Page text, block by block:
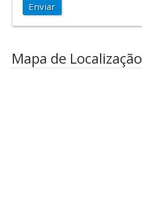
Enviar
Mapa de Localização